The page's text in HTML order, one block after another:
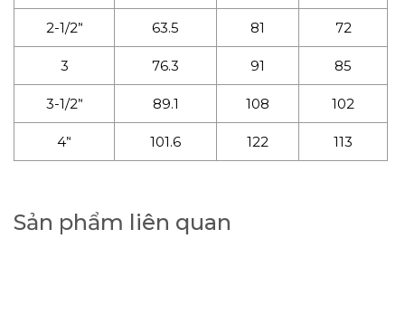
2-1/2’‘ 63.5 81 72
3 76.3 91 85
3-1/2’‘ 89.1 108 102
4’‘ 101.6 122 113
Sản phẩm liên quan